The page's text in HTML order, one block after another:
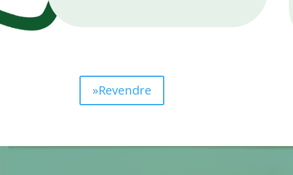
»Revendre